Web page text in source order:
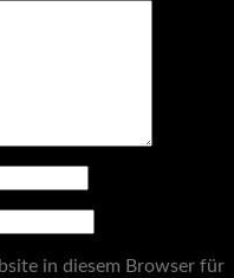
in diesem Browser für